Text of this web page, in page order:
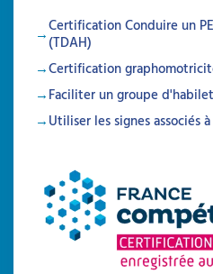
Certification Conduire un
(TDAH)
Certification
Faciliter un groupe
Utiliser les signes associés